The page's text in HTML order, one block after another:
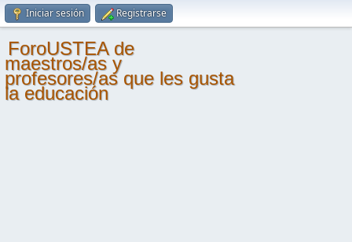
Iniciar sesión Registrarse
ForoUSTEA de
maestros/as y
profesores/as que les gusta
la educación